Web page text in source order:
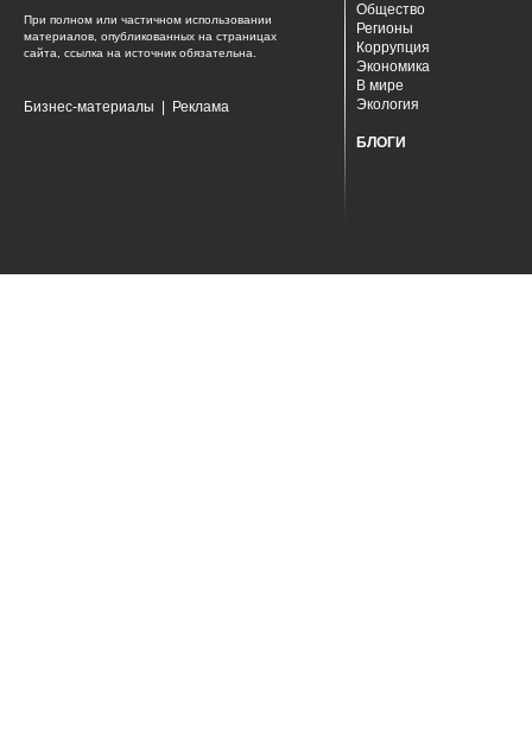
При полном или частичном использовании
материалов, опубликованных на страницах
сайта, ссылка на источник обязательна.
Бизнес-материалы Реклама
Общество
Регионы
Коррупция
Экономика
В мире
Экология
БЛОГИ